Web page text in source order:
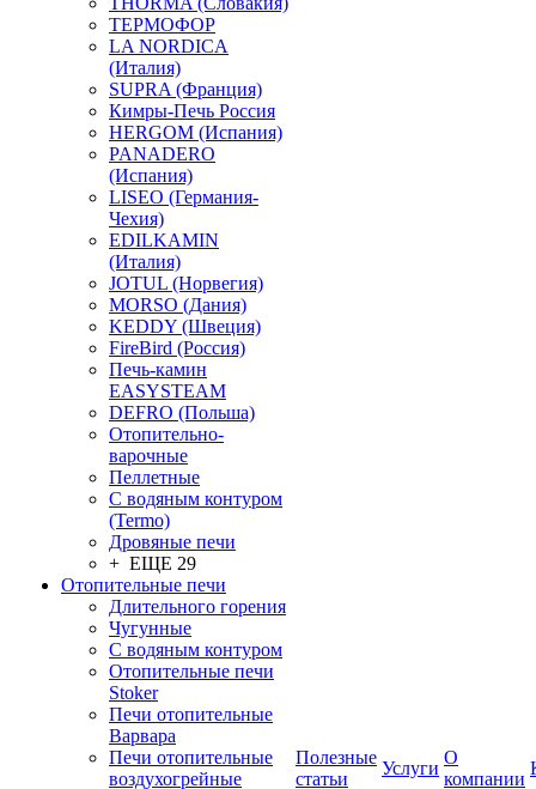
ТЕРМОФОР
LA NORDICA
(Италия)
SUPRA (Франция)
Кимры-Печь Россия
HERGOM (Испания)
PANADERO
(Испания)
LISEO (Германия-
Чехия)
EDILKAMIN
(Италия)
JOTUL (Норвегия)
MORSO (Дания)
KEDDY (Швеция)
FireBird (Россия)
Печь-камин
EASYSTEAM
DEFRO (Польша)
Отопительно-
варочные
Пеллетные
С водяным контуром
(Termo)
Дровяные печи
+ ЕЩЕ 29
Отопительные печи
Длительного горения
Чугунные
C водяным контуром
Отопительные печи
Stoker
Печи отопительные
Варвара
Печи отопительные
воздухогрейные
Полезные
статьи
Услуги
О
компании